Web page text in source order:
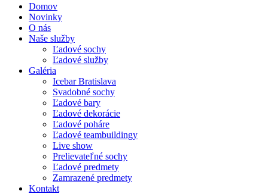
Domov
Novinky
O nás
Naše služby
Ľadové sochy
Ľadové služby
Galéria
Icebar Bratislava
Svadobné sochy
Ľadové bary
Ľadové dekorácie
Ľadové poháre
Ľadové teambuildingy
Live show
Prelievateľné sochy
Ľadové predmety
Zamrazené predmety
Kontakt